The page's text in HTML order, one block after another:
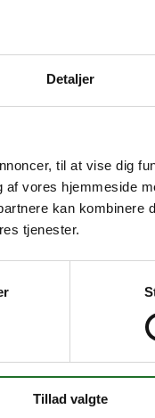
Detaljer
til at vise dig
vores hjemmeside
kan kombinere
tjenester.
Tillad valgte